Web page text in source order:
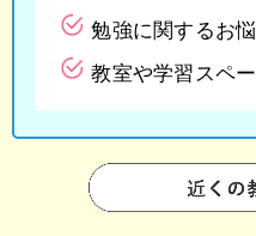
勉強に関するお
教室や学習スペ